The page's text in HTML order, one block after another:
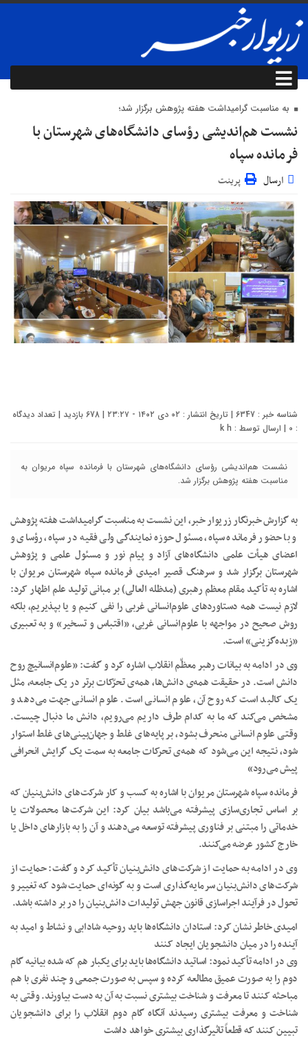
به مناسبت گرامیداشت هفته پژوهش برگزار شد؛
نشست هم‌اندیشی رؤسای دانشگاه‌های شهرستان با
فرمانده سپاه
ارسال پرینت
شناسه خبر : 6347 | تاریخ انتشار : ۰۲ دی ۱۴۰۲ - ۲۳:۲۷ | 678 بازدید | تعداد دیدگاه
:
0 | ارسال توسط : k h
نشست هم‌اندیشی رؤسای دانشگاه‌های شهرستان با فرمانده سپاه مریوان به
مناسبت هفته پژوهش برگزار شد.
به گزارش خبرنگار زریوار خبر، این نشست به مناسبت گرامیداشت هفته پژوهش
و با حضور فرمانده سپاه، مسئول حوزه نمایندگی ولی فقیه در سپاه، رؤسای و
اعضای هیأت علمی دانشگاه‌های آزاد و پیام نور و مسئول علمی و پژوهش
شهرستان برگزار شد و سرهنگ قصیر امیدی فرمانده سپاه شهرستان مریوان با
اشاره به تأکید مقام معظم رهبری (مدظله العالی) بر مبانی تولید علم اظهار کرد:
لازم نیست همه‌ دستاوردهای علوم‌انسانی غربی را نفی کنیم و یا بپذیریم، بلکه
روش صحیح در مواجهه با علوم‌انسانی غربی، «اقتباس و تسخیر» و به تعبیری
«زبده‌گزینی» است.
وی در ادامه به بیانات رهبر معظّم انقلاب اشاره کرد و گفت: «علوم‌انسانیچ روح
دانش است. در حقیقت همه‌ی دانش‌ها، همه‌ی تحرّکات برتر در یک جامعه، مثل
یک کالبد است که روح آن، علوم انسانی است. علوم انسانی جهت می‌دهد و
مشخص می‌کند که ما به کدام طرف داریم می‌رویم، دانش ما دنبال چیست.
وقتی علوم انسانی منحرف بشود، بر پایه‌های غلط و جهان‌بینی‌های غلط استوار
شود، نتیجه این می‌شود که همه‌ی تحرکات جامعه به سمت یک گرایش انحرافی
پیش می‌رود»
فرمانده سپاه شهرستان مریوان با اشاره به کسب و کار شرکت‌های دانش‌بنیان که
بر اساس تجاری‌سازی پیشرفته می‌باشد بیان کرد: این شرکت‌ها محصولات یا
خدماتی را مبتنی بر فناوری پیشرفته توسعه می‌دهند و آن را به بازارهای داخل یا
خارج کشور عرضه می‌کنند.
وی در ادامه به حمایت از شرکت‌های دانش‌بنیان تأکید کرد و گفت: حمایت از
شرکت‌های دانش‌بنیان سرمایه‌گذاری است و به گونه‌ای حمایت شود که تغییر و
تحول در فرآیند اجراسازی قانون جهش تولیدات دانش‌بنیان را در بر داشته باشد.
امیدی خاطر نشان کرد: استادان دانشگاه‌ها باید روحیه شادابی و نشاط و امید به
آینده را در میان دانشجویان ایجاد کنند
وی در ادامه تأکید نمود: اساتید دانشگاه‌ها باید برای یکبار هم که شده بیانیه گام
دوم را به صورت عمیق مطالعه کرده و سپس به صورت جمعی و چند نفری با هم
مباحثه کنند تا معرفت و شناخت بیشتری نسبت به آن به دست بیاورند. وقتی به
شناخت و معرفت بیشتری رسیدند آنگاه گام دوم انقلاب را برای دانشجویان
تبیین کنند که قطعاً تاثیرگذاری بیشتری خواهد داشت